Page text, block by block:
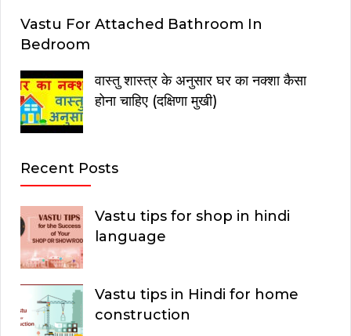
Vastu For Attached Bathroom In
Bedroom
वास्तु शास्त्र के अनुसार घर का नक्शा कैसा
होना चाहिए (दक्षिणा मुखी)
Recent Posts
Vastu tips for shop in hindi
language
Vastu tips in Hindi for home
construction